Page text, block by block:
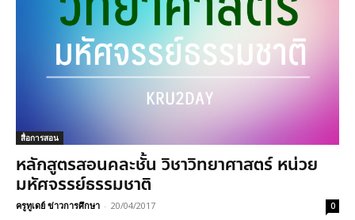
สื่อการสอน
หลักสูตรสอนคละชั้น วิชาวิทยาศาสตร์ หน่วย
มหัศจรรย์ธรรมชาติ
ครูทูเดย์ ข่าวการศึกษา - 20/04/2017 0